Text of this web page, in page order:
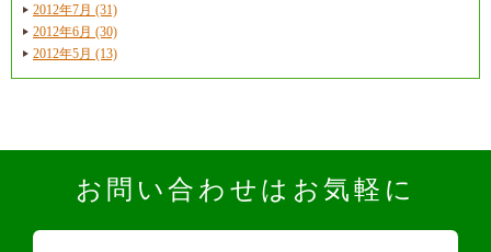
2012年7月 (31)
2012年6月 (30)
2012年5月 (13)
お問い合わせはお気軽に